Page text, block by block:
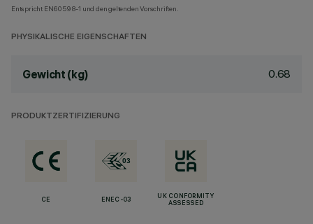
Entspricht EN60598-1 und den geltenden Vorschriften.
PHYSIKALISCHE EIGENSCHAFTEN
Gewicht (kg) 0.68
PRODUKTZERTIFIZIERUNG
CE ENEC-03
UK CONFORMITY
ASSESSED